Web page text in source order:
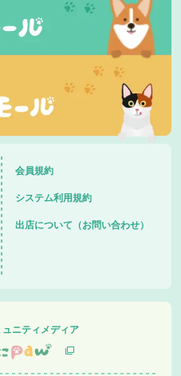
会員規約
システム利用規約
出店について（お問い合わせ）
ニティメディア